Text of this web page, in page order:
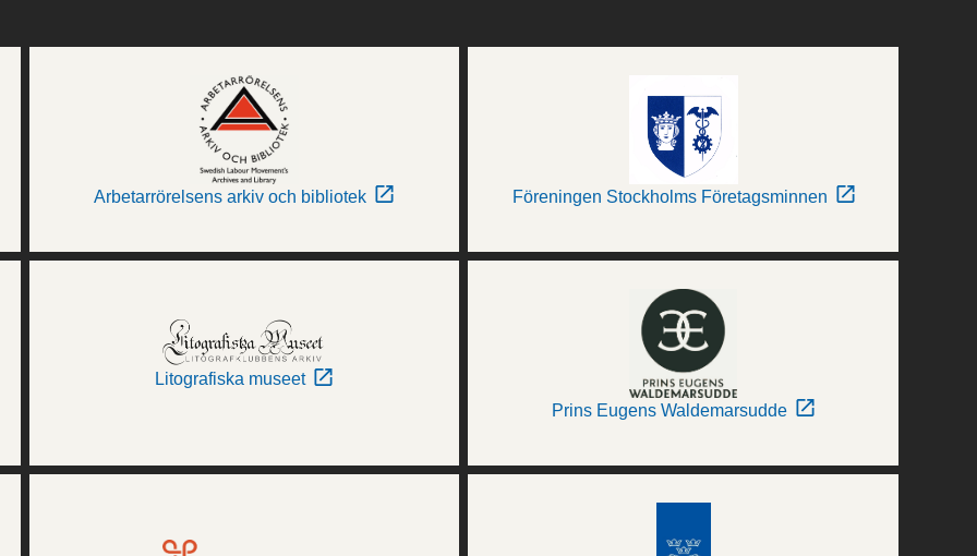
Arbetarrörelsens arkiv och bibliotek Föreningen Stockholms Företagsminnen
Litografiska museet
Prins Eugens Waldemarsudde